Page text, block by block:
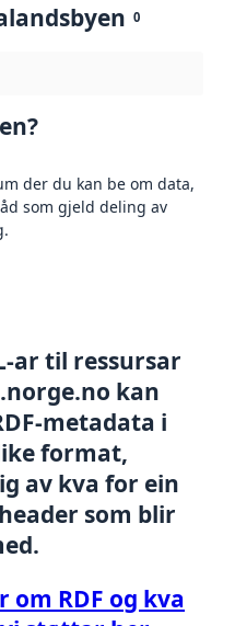
0
der du kan be om data,
som gjeld deling av
ar til ressursar
kan
metadata i
format,
av kva for ein
som blir
om RDF og kva